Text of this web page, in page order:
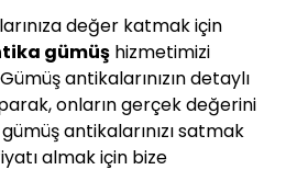
değer katmak için
gümüş hizmetimizi
antikalarınızın detaylı
onların gerçek değerini
antikalarınızı satmak
almak için bize